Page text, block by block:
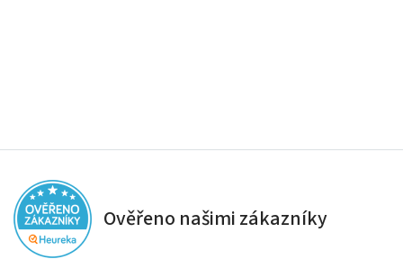
Ověřeno našimi zákazníky